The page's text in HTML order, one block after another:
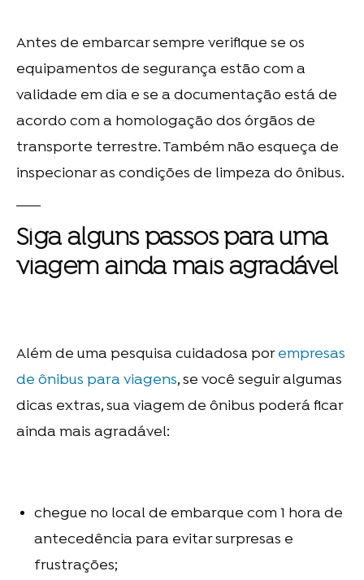
Antes de embarcar sempre verifique se os
equipamentos de segurança estão com a
validade em dia e se a documentação está de
acordo com a homologação dos órgãos de
transporte terrestre. Também não esqueça de
inspecionar as condições de limpeza do ônibus.
Siga alguns passos para uma
viagem ainda mais agradável
Além de uma pesquisa cuidadosa porempresas
de ônibus para viagens, se você seguir algumas
dicas extras, sua viagem de ônibus poderá ficar
ainda mais agradável:
chegue no local de embarque com 1 hora de
antecedência para evitar surpresas e
frustrações;